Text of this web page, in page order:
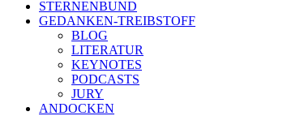
STERNENBUND
GEDANKEN-TREIBSTOFF
BLOG
LITERATUR
KEYNOTES
PODCASTS
JURY
ANDOCKEN